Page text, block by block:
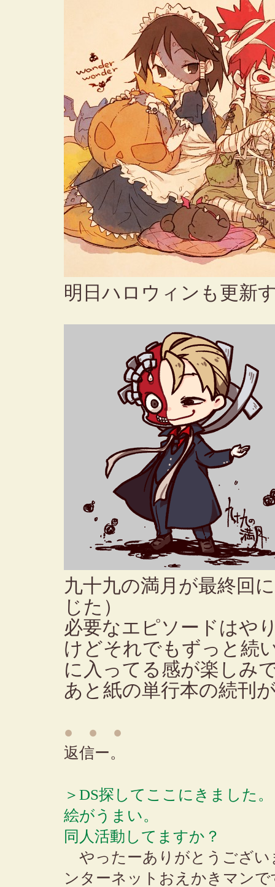
明日ハロウィンも更新
九十九の満月が最終回
じた）
必要なエピソードはや
けどそれでもずっと続
に入ってる感が楽しみ
あと紙の単行本の続刊
● ● ●
返信ー。
＞DS探してここにきました。
絵がうまい。
同人活動してますか？
やったーありがとうござい
ンターネットおえかきマンで